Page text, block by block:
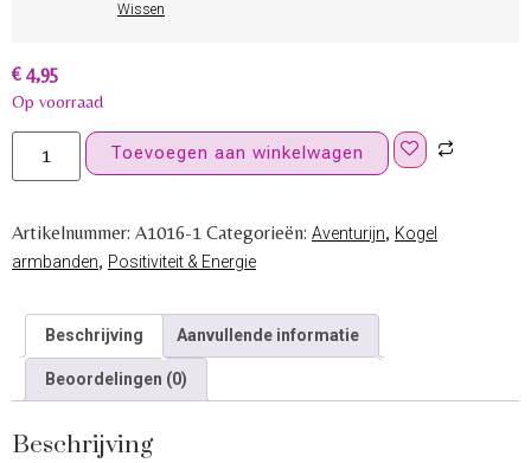
Wissen
€ 4,95
Op voorraad
Toevoegen aan winkelwagen
Artikelnummer: A1016-1 Categorieën: Aventurijn, Kogel
armbanden, Positiviteit & Energie
Beschrijving Aanvullende informatie
Beoordelingen (0)
Beschrijving